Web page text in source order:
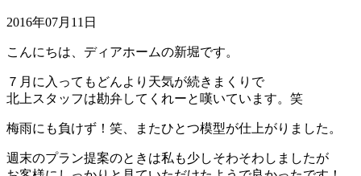
2016年07月11日
こんにちは、ディアホームの新堀です。
７月に入ってもどんより天気が続きまくりで
北上スタッフは勘弁してくれーと嘆いています。笑
梅雨にも負けず！笑、またひとつ模型が仕上がりました。
週末のプラン提案のときは私も少しそわそわしましたが